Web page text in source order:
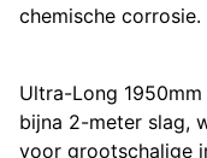
chemische corrosie.
Ultra-Long
bijna 2-meter slag,
voor grootschalige